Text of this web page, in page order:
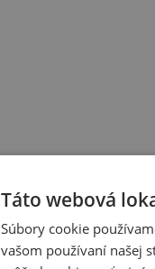
Táto webová
Súbory cookie
vašom používaní našej